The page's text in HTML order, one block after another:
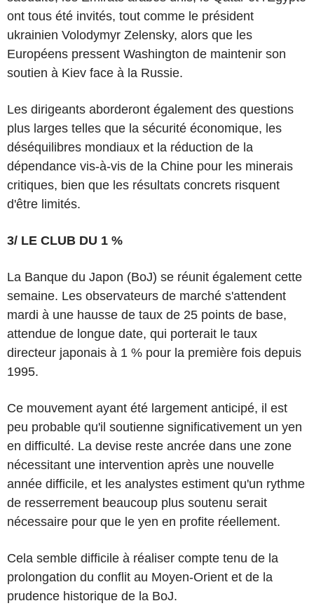
ont tous été invités, tout comme le président
ukrainien Volodymyr Zelensky, alors que les
Européens pressent Washington de maintenir son
soutien à Kiev face à la Russie.
Les dirigeants aborderont également des questions
plus larges telles que la sécurité économique, les
déséquilibres mondiaux et la réduction de la
dépendance vis-à-vis de la Chine pour les minerais
critiques, bien que les résultats concrets risquent
d'être limités.
3/ LE CLUB DU 1 %
La Banque du Japon (BoJ) se réunit également cette
semaine. Les observateurs de marché s'attendent
mardi à une hausse de taux de 25 points de base,
attendue de longue date, qui porterait le taux
directeur japonais à 1 % pour la première fois depuis
1995.
Ce mouvement ayant été largement anticipé, il est
peu probable qu'il soutienne significativement un yen
en difficulté. La devise reste ancrée dans une zone
nécessitant une intervention après une nouvelle
année difficile, et les analystes estiment qu'un rythme
de resserrement beaucoup plus soutenu serait
nécessaire pour que le yen en profite réellement.
Cela semble difficile à réaliser compte tenu de la
prolongation du conflit au Moyen-Orient et de la
prudence historique de la BoJ.